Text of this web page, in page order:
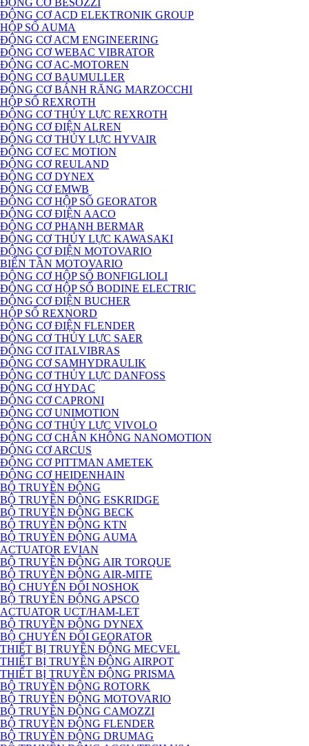
ĐỘNG CƠ BESOZZI
ĐỘNG CƠ ACD ELEKTRONIK GROUP
HỘP SỐ AUMA
ĐỘNG CƠ ACM ENGINEERING
ĐỘNG CƠ WEBAC VIBRATOR
ĐỘNG CƠ AC-MOTOREN
ĐỘNG CƠ BAUMULLER
ĐỘNG CƠ BÁNH RĂNG MARZOCCHI
HỘP SỐ REXROTH
ĐỘNG CƠ THỦY LỰC REXROTH
ĐỘNG CƠ ĐIỆN ALREN
ĐỘNG CƠ THỦY LỰC HYVAIR
ĐỘNG CƠ EC MOTION
ĐỘNG CƠ REULAND
ĐỘNG CƠ DYNEX
ĐỘNG CƠ EMWB
ĐỘNG CƠ HỘP SỐ GEORATOR
ĐỘNG CƠ ĐIỆN AACO
ĐỘNG CƠ PHANH BERMAR
ĐỘNG CƠ THỦY LỰC KAWASAKI
ĐỘNG CƠ ĐIỆN MOTOVARIO
BIẾN TẦN MOTOVARIO
ĐỘNG CƠ HỘP SỐ BONFIGLIOLI
ĐỘNG CƠ HỘP SỐ BODINE ELECTRIC
ĐỘNG CƠ ĐIỆN BUCHER
HỘP SỐ REXNORD
ĐỘNG CƠ ĐIỆN FLENDER
ĐỘNG CƠ THỦY LỰC SAER
ĐỘNG CƠ ITALVIBRAS
ĐỘNG CƠ SAMHYDRAULIK
ĐỘNG CƠ THỦY LỰC DANFOSS
ĐỘNG CƠ HYDAC
ĐỘNG CƠ CAPRONI
ĐỘNG CƠ UNIMOTION
ĐỘNG CƠ THỦY LỰC VIVOLO
ĐỘNG CƠ CHÂN KHÔNG NANOMOTION
ĐỘNG CƠ ARCUS
ĐỘNG CƠ PITTMAN AMETEK
ĐỘNG CƠ HEIDENHAIN
BỘ TRUYỀN ĐỘNG
BỘ TRUYỀN ĐỘNG ESKRIDGE
BỘ TRUYỀN ĐỘNG BECK
BỘ TRUYỀN ĐỘNG KTN
BỘ TRUYỀN ĐỘNG AUMA
ACTUATOR EVIAN
BỘ TRUYỀN ĐỘNG AIR TORQUE
BỘ TRUYỀN ĐỘNG AIR-MITE
BỘ CHUYỂN ĐỔI NOSHOK
BỘ TRUYỀN ĐỘNG APSCO
ACTUATOR UCT/HAM-LET
BỘ TRUYỀN ĐỘNG DYNEX
BỘ CHUYỂN ĐỔI GEORATOR
THIẾT BỊ TRUYỀN ĐỘNG MECVEL
THIẾT BỊ TRUYỀN ĐỘNG AIRPOT
THIẾT BỊ TRUYỀN ĐỘNG PRISMA
BỘ TRUYỀN ĐỘNG ROTORK
BỘ TRUYỀN ĐỘNG MOTOVARIO
BỘ TRUYỀN ĐỘNG CAMOZZI
BỘ TRUYỀN ĐỘNG FLENDER
BỘ TRUYỀN ĐỘNG DRUMAG